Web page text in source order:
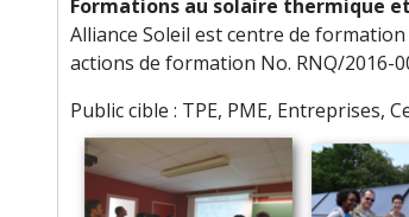
Formations au solaire thermique
Alliance Soleil est centre de
actions de formation No. RNQ/2016-
Public cible : TPE, PME, Entreprises,